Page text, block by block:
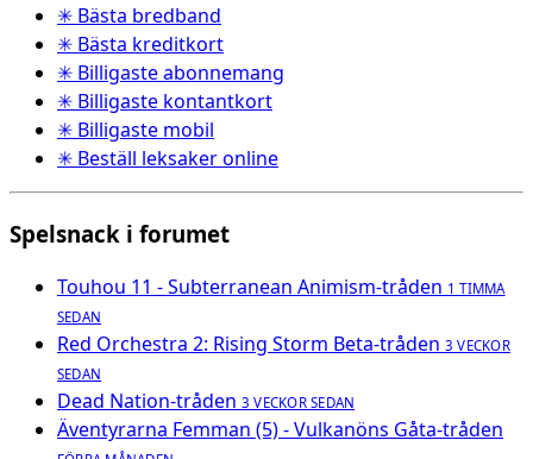
✳ Bästa bredband
✳ Bästa kreditkort
✳ Billigaste abonnemang
✳ Billigaste kontantkort
✳ Billigaste mobil
✳ Beställ leksaker online
Spelsnack i forumet
Touhou 11 - Subterranean Animism-tråden 1 TIMMA
SEDAN
Red Orchestra 2: Rising Storm Beta-tråden 3 VECKOR
SEDAN
Dead Nation-tråden 3 VECKOR SEDAN
Äventyrarna Femman (5) - Vulkanöns Gåta-tråden